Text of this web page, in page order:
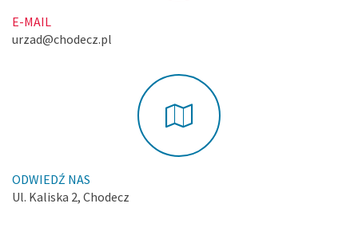
E-MAIL
urzad@chodecz.pl
ODWIEDŹ NAS
Ul. Kaliska 2, Chodecz